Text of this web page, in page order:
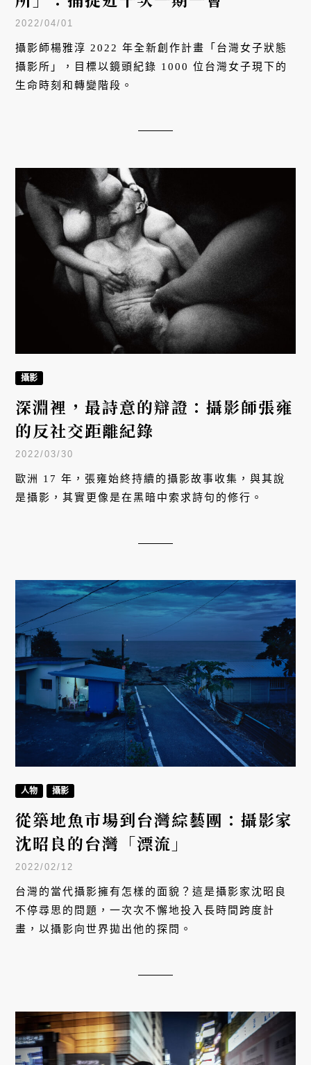
2022/04/01
攝影師楊雅淳 2022 年全新創作計畫「台灣女子狀態
攝影所」，目標以鏡頭紀錄 1000 位台灣女子現下的
生命時刻和轉變階段。
攝影
深淵裡，最詩意的辯證：攝影師張雍
的反社交距離紀錄
2022/03/30
歐洲 17 年，張雍始終持續的攝影故事收集，與其說
是攝影，其實更像是在黑暗中索求詩句的修行。
人物 攝影
從築地魚市場到台灣綜藝團：攝影家
沈昭良的台灣「漂流」
2022/02/12
台灣的當代攝影擁有怎樣的面貌？這是攝影家沈昭良
不停尋思的問題，一次次不懈地投入長時間跨度計
畫，以攝影向世界拋出他的探問。